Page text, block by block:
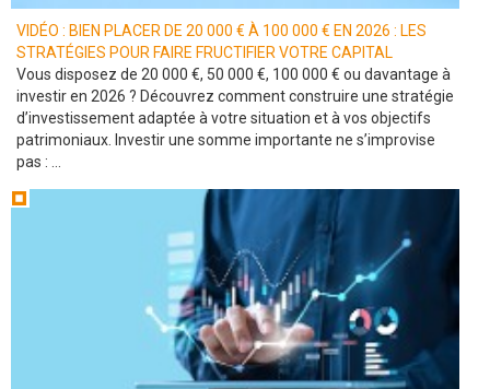
VIDÉO : BIEN PLACER DE 20 000 € À 100 000 € EN 2026 : LES
STRATÉGIES POUR FAIRE FRUCTIFIER VOTRE CAPITAL
Vous disposez de 20 000 €, 50 000 €, 100 000 € ou davantage à
investir en 2026 ? Découvrez comment construire une stratégie
d’investissement adaptée à votre situation et à vos objectifs
patrimoniaux. Investir une somme importante ne s’improvise
pas : ...